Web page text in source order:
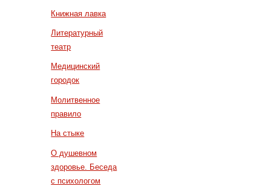
Книжная лавка
Литературный
театр
Медицинский
городок
Молитвенное
правило
На стыке
О душевном
здоровье. Беседа
с психологом